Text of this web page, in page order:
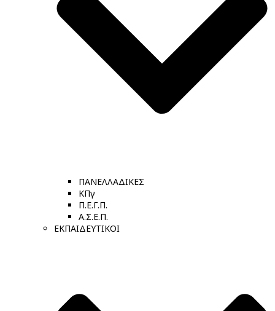
ΠΑΝΕΛΛΑΔΙΚΕΣ
ΚΠγ
Π.Ε.Γ.Π.
Α.Σ.Ε.Π.
ΕΚΠΑΙΔΕΥΤΙΚΟΙ